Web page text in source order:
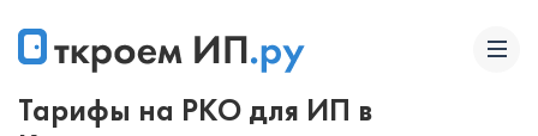
Тарифы на РКО для ИП в